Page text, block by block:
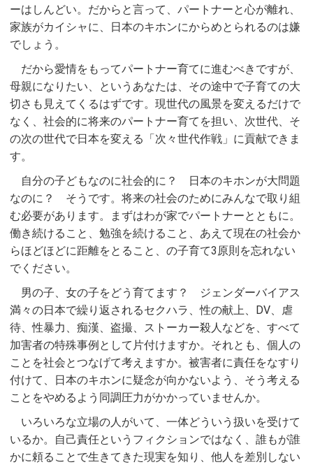
ーはしんどい。だからと言って、パートナーと心が離れ、
家族がカイシャに、日本のキホンにからめとられるのは嫌
でしょう。
だから愛情をもってパートナー育てに進むべきですが、
母親になりたい、というあなたは、その途中で子育ての大
切さも見えてくるはずです。現世代の風景を変えるだけで
なく、社会的に将来のパートナー育てを担い、次世代、そ
の次の世代で日本を変える「次々世代作戦」に貢献できま
す。
自分の子どもなのに社会的に？ 日本のキホンが大問題
なのに？ そうです。将来の社会のためにみんなで取り組
む必要があります。まずはわが家でパートナーとともに。
働き続けること、勉強を続けること、あえて現在の社会か
らほどほどに距離をとること、の子育て3原則を忘れない
でください。
男の子、女の子をどう育てます？ ジェンダーバイアス
満々の日本で繰り返されるセクハラ、性の献上、DV、虐
待、性暴力、痴漢、盗撮、ストーカー殺人などを、すべて
加害者の特殊事例として片付けますか。それとも、個人の
ことを社会とつなげて考えますか。被害者に責任をなすり
付けて、日本のキホンに疑念が向かないよう、そう考える
ことをやめるよう同調圧力がかかっていませんか。
いろいろな立場の人がいて、一体どういう扱いを受けて
いるか。自己責任というフィクションではなく、誰もが誰
かに頼ることで生きてきた現実を知り、他人を差別しない